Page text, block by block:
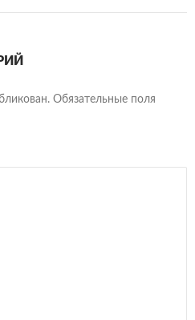
Обязательные поля